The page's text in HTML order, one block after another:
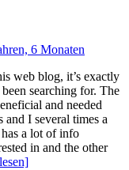
6 Monaten
web blog, it’s exactly
searching for. The
and needed
and I several times a
a lot of info
in and the other